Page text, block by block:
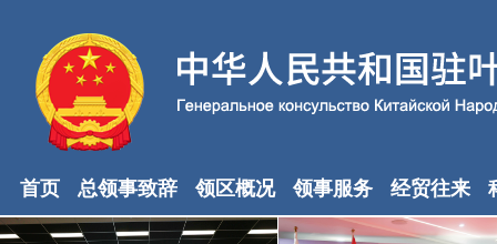
首页 总领事致辞 领区概况 领事服务 经贸往来